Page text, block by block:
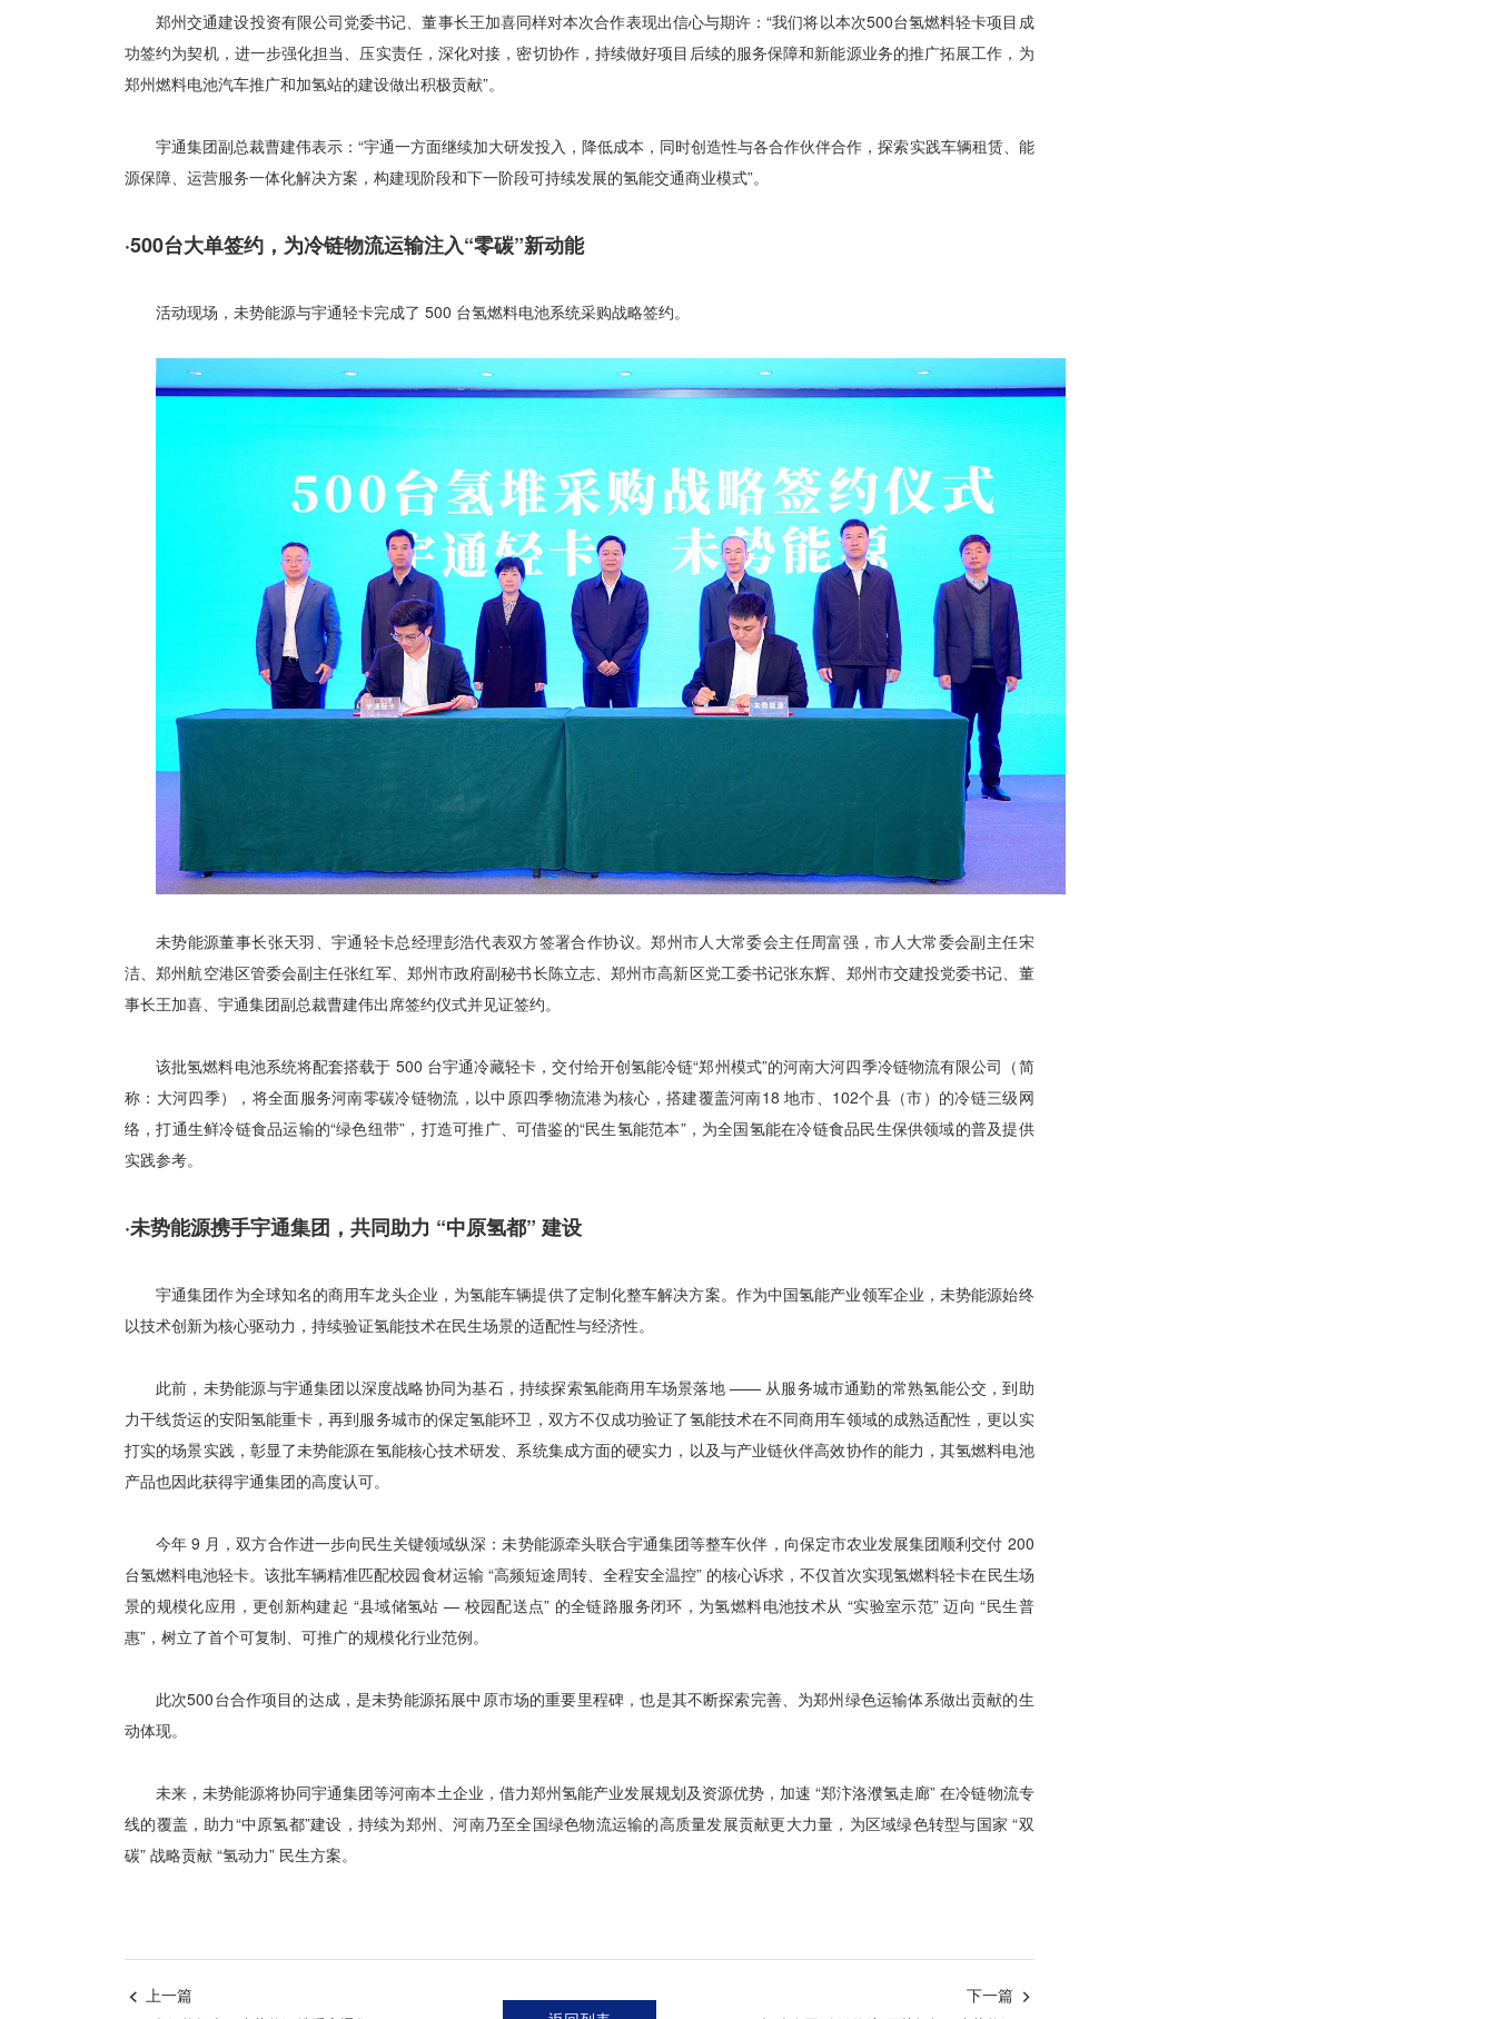
郑州交通建设投资有限公司党委书记、董事长王加喜同样对本次合作表现出信心与期许：“我们将以本次500台氢燃料轻卡项目成
功签约为契机，进一步强化担当、压实责任，深化对接，密切协作，持续做好项目后续的服务保障和新能源业务的推广拓展工作，为
郑州燃料电池汽车推广和加氢站的建设做出积极贡献”。
宇通集团副总裁曹建伟表示：“宇通一方面继续加大研发投入，降低成本，同时创造性与各合作伙伴合作，探索实践车辆租赁、能
源保障、运营服务一体化解决方案，构建现阶段和下一阶段可持续发展的氢能交通商业模式”。
·500台大单签约，为冷链物流运输注入“零碳”新动能
活动现场，未势能源与宇通轻卡完成了 500 台氢燃料电池系统采购战略签约。
未势能源董事长张天羽、宇通轻卡总经理彭浩代表双方签署合作协议。郑州市人大常委会主任周富强，市人大常委会副主任宋
洁、郑州航空港区管委会副主任张红军、郑州市政府副秘书长陈立志、郑州市高新区党工委书记张东辉、郑州市交建投党委书记、董
事长王加喜、宇通集团副总裁曹建伟出席签约仪式并见证签约。
该批氢燃料电池系统将配套搭载于 500 台宇通冷藏轻卡，交付给开创氢能冷链“郑州模式”的河南大河四季冷链物流有限公司（简
称：大河四季），将全面服务河南零碳冷链物流，以中原四季物流港为核心，搭建覆盖河南18 地市、102个县（市）的冷链三级网
络，打通生鲜冷链食品运输的“绿色纽带”，打造可推广、可借鉴的“民生氢能范本”，为全国氢能在冷链食品民生保供领域的普及提供
实践参考。
·未势能源携手宇通集团，共同助力 “中原氢都” 建设
宇通集团作为全球知名的商用车龙头企业，为氢能车辆提供了定制化整车解决方案。作为中国氢能产业领军企业，未势能源始终
以技术创新为核心驱动力，持续验证氢能技术在民生场景的适配性与经济性。
此前，未势能源与宇通集团以深度战略协同为基石，持续探索氢能商用车场景落地 —— 从服务城市通勤的常熟氢能公交，到助
力干线货运的安阳氢能重卡，再到服务城市的保定氢能环卫，双方不仅成功验证了氢能技术在不同商用车领域的成熟适配性，更以实
打实的场景实践，彰显了未势能源在氢能核心技术研发、系统集成方面的硬实力，以及与产业链伙伴高效协作的能力，其氢燃料电池
产品也因此获得宇通集团的高度认可。
今年 9 月，双方合作进一步向民生关键领域纵深：未势能源牵头联合宇通集团等整车伙伴，向保定市农业发展集团顺利交付 200
台氢燃料电池轻卡。该批车辆精准匹配校园食材运输 “高频短途周转、全程安全温控” 的核心诉求，不仅首次实现氢燃料轻卡在民生场
景的规模化应用，更创新构建起 “县域储氢站 — 校园配送点” 的全链路服务闭环，为氢燃料电池技术从 “实验室示范” 迈向 “民生普
惠”，树立了首个可复制、可推广的规模化行业范例。
此次500台合作项目的达成，是未势能源拓展中原市场的重要里程碑，也是其不断探索完善、为郑州绿色运输体系做出贡献的生
动体现。
未来，未势能源将协同宇通集团等河南本土企业，借力郑州氢能产业发展规划及资源优势，加速 “郑汴洛濮氢走廊” 在冷链物流专
线的覆盖，助力“中原氢都”建设，持续为郑州、河南乃至全国绿色物流运输的高质量发展贡献更大力量，为区域绿色转型与国家 “双
碳” 战略贡献 “氢动力” 民生方案。
 上一篇 下一篇 